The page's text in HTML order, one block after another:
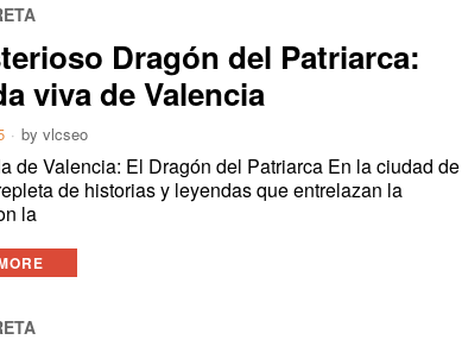
Dragón del Patriarca:
viva de Valencia
byvlcseo
de Valencia: El Dragón del Patriarca En la ciudad de
de historias y leyendas que entrelazan la
la